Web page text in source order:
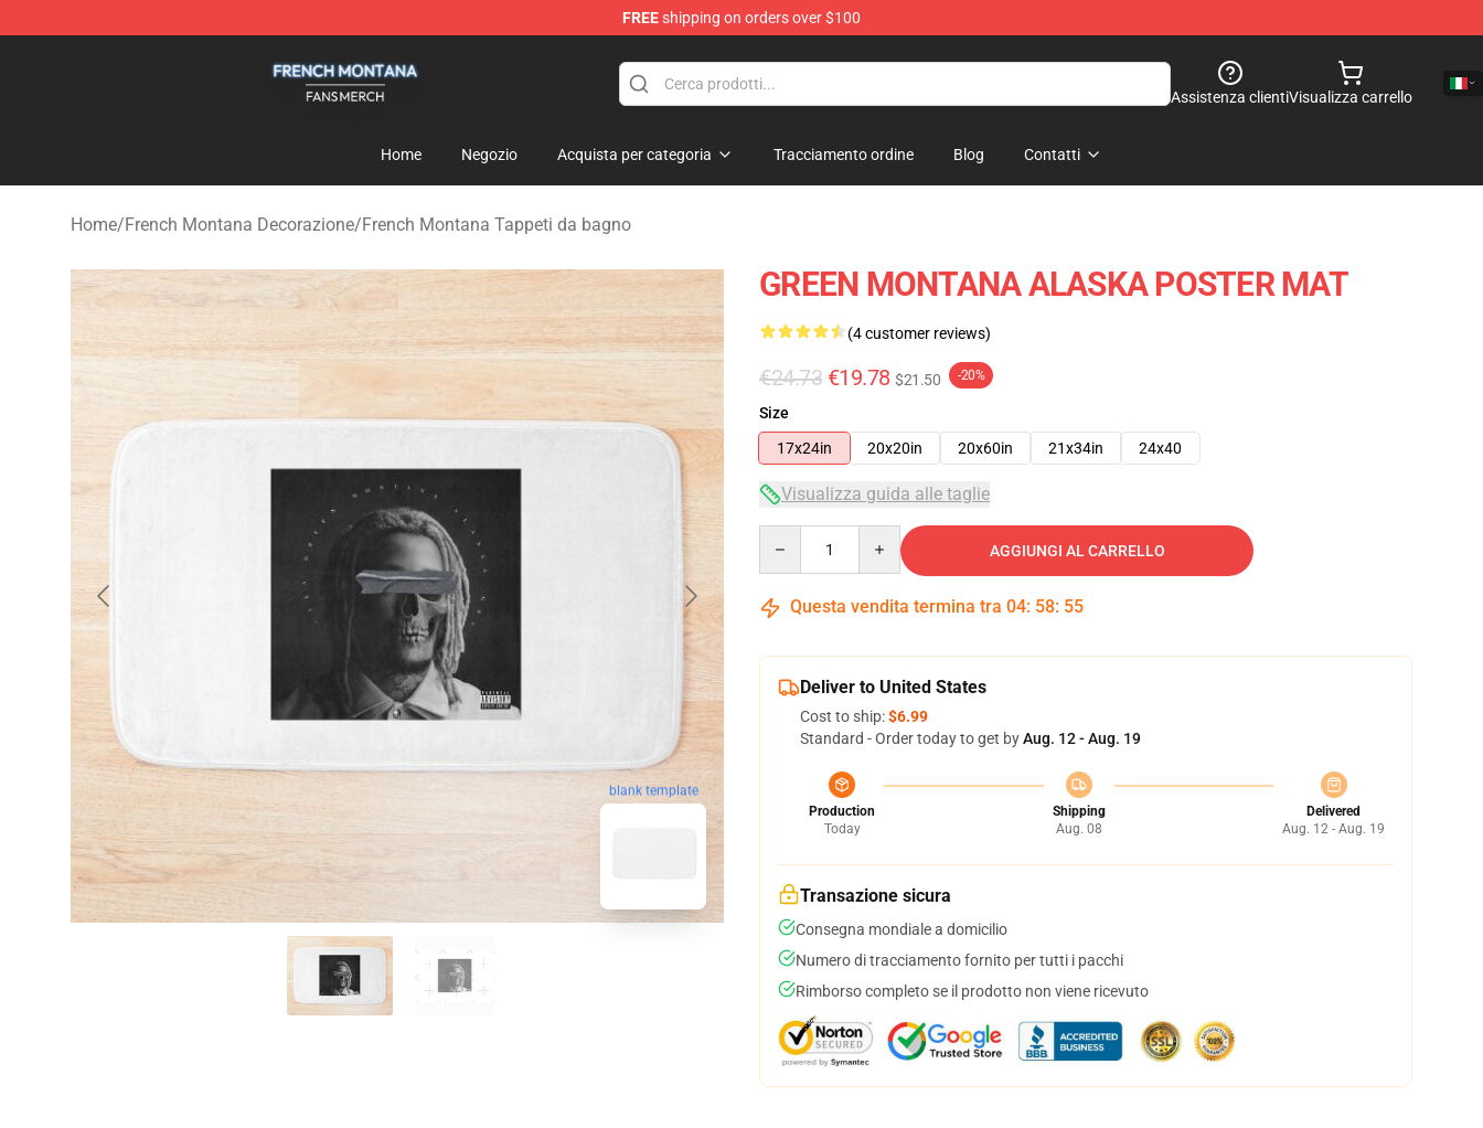
FREEshipping on orders over $100
Assistenza clientiVisualizza carrello
Home Negozio Acquista per categoria Tracciamento ordine Blog Contatti
Home/French Montana Decorazione/French Montana Tappeti da bagno
blank template
GREEN MONTANA ALASKA POSTER MAT
(4 customer reviews)
€24.73 €19.78 $21.50 -20%
Size
17x24in
20x20in 20x60in 21x34in 24x40
Visualizza guida alle taglie
AGGIUNGI AL CARRELLO
Questa vendita termina tra 04: 58: 54
Deliver to United States
Cost to ship:$6.99
Standard - Order today to get byAug. 12 - Aug. 19
Production
Today
Shipping
Aug. 08
Delivered
Aug. 12 - Aug. 19
Transazione sicura
Consegna mondiale a domicilio
Numero di tracciamento fornito per tutti i pacchi
Rimborso completo se il prodotto non viene ricevuto